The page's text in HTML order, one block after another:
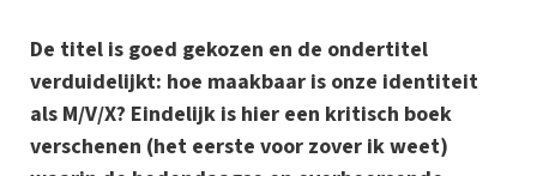
De titel is goed gekozen en de ondertitel
verduidelijkt: hoe maakbaar is onze identiteit
als M/V/X? Eindelijk is hier een kritisch boek
verschenen (het eerste voor zover ik weet)